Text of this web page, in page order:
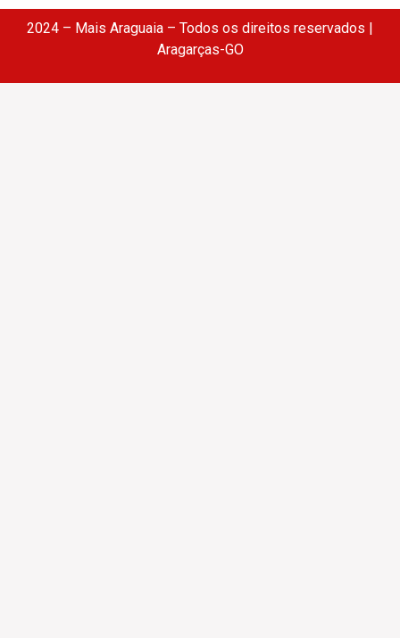
2024 – Mais Araguaia – Todos os direitos reservados |
Aragarças-GO